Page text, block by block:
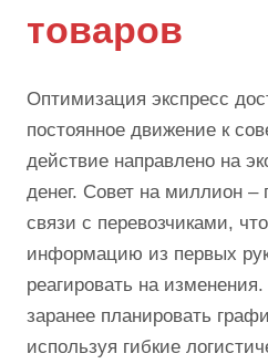
товаров
Оптимизация экспресс
постоянное движение к
действие направлено на
денег. Совет на миллион –
связи с перевозчиками,
информацию из первых
реагировать на
заранее планировать
используя гибкие